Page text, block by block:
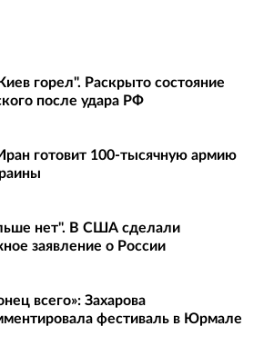
горел". Раскрыто состояние
после удара РФ
готовит 100-тысячную армию
нет". В США сделали
заявление о России
всего»: Захарова
фестиваль в Юрмале